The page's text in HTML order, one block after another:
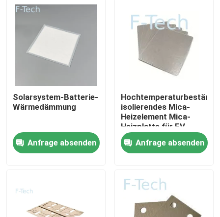
Produkte
Solarsystem-Batterie-
Wärmedämmung
Anfrage absenden
isolierendes Mica-
Heizelement Mica-
Heizplatte für EV-
Batterien Schutz BMS
Anfrage absenden